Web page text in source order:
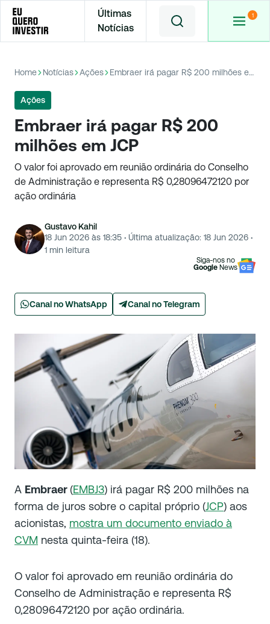
Últimas
Notícias
Home Notícias Ações Embraer irá pagar R$ 200 milhões em JCP
Ações
Embraer irá pagar R$ 200
milhões em JCP
O valor foi aprovado em reunião ordinária do Conselho
de Administração e representa R$ 0,28096472120 por
ação ordinária
Gustavo Kahil
18 Jun 2026 às 18:35 · Última atualização: 18 Jun 2026 ·
1 min leitura
Siga-nos no
Google News
Canal no WhatsApp Canal no Telegram
A Embraer(EMBJ3) irá pagar R$ 200 milhões na
forma de juros sobre o capital próprio (JCP) aos
acionistas, mostra um documento enviado à
CVM nesta quinta-feira (18).
O valor foi aprovado em reunião ordinária do
Conselho de Administração e representa R$
0,28096472120 por ação ordinária.